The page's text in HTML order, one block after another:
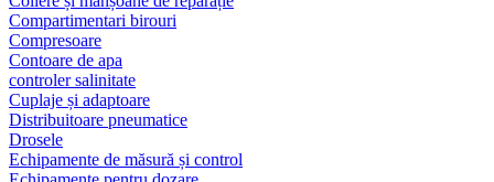
Compartimentari birouri
Compresoare
Contoare de apa
controler salinitate
Cuplaje și adaptoare
Distribuitoare pneumatice
Drosele
Echipamente de măsură și control